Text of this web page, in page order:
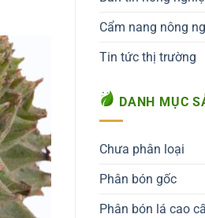
Cẩm nang nông
Tin tức thị trường
DANH MỤC
Chưa phân loại
Phân bón gốc
Phân bón lá cao